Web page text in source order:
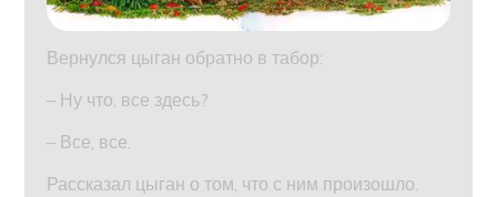
Вернулся цыган обратно в табор:
– Ну что, все здесь?
– Все, все.
Рассказал цыган о том, что с ним произошло.